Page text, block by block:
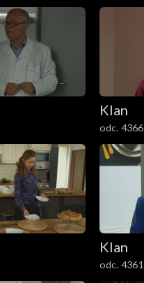
Klan
odc. 4366
Klan
odc. 4361